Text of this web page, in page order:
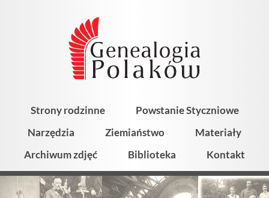
Strony rodzinne
Powstanie Styczniowe
Narzędzia
Ziemiaństwo
Materiały
Archiwum zdjęć
Biblioteka Kontakt